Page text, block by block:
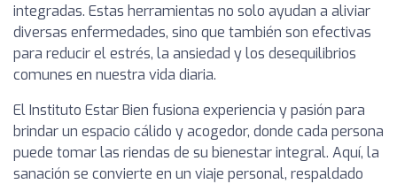
integradas. Estas herramientas no solo ayudan a aliviar
diversas enfermedades, sino que también son efectivas
para reducir el estrés, la ansiedad y los desequilibrios
comunes en nuestra vida diaria.
El Instituto Estar Bien fusiona experiencia y pasión para
brindar un espacio cálido y acogedor, donde cada persona
puede tomar las riendas de su bienestar integral. Aquí, la
sanación se convierte en un viaje personal, respaldado